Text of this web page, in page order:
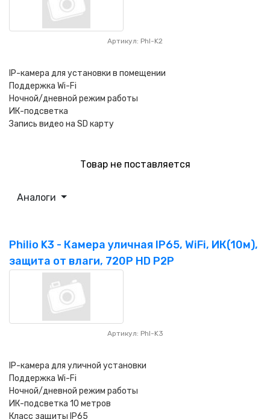
Артикул: Phl-K2
IP-камера для установки в помещении
Поддержка Wi-Fi
Ночной/дневной режим работы
ИК-подсветка
Запись видео на SD карту
Товар не поставляется
Аналоги
Philio K3 - Камера уличная IP65, WiFi, ИК(10м),
защита от влаги, 720P HD P2P
Артикул: Phl-K3
IP-камера для уличной установки
Поддержка Wi-Fi
Ночной/дневной режим работы
ИК-подсветка 10 метров
Класс защиты IP65